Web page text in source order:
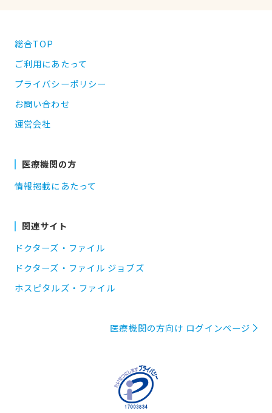
総合TOP
ご利用にあたって
プライバシーポリシー
お問い合わせ
運営会社
医療機関の方
情報掲載にあたって
関連サイト
ドクターズ・ファイル
ドクターズ・ファイル ジョブズ
ホスピタルズ・ファイル
医療機関の方向け ログインページ